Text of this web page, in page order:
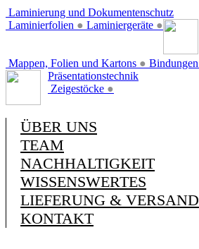
Laminierung und Dokumentenschutz
Laminierfolien ● Laminiergeräte ●
Mappen, Folien und Kartons ● Bindungen
Präsentationstechnik
Zeigestöcke ●
ÜBER UNS
TEAM
NACHHALTIGKEIT
WISSENSWERTES
LIEFERUNG & VERSAND
KONTAKT